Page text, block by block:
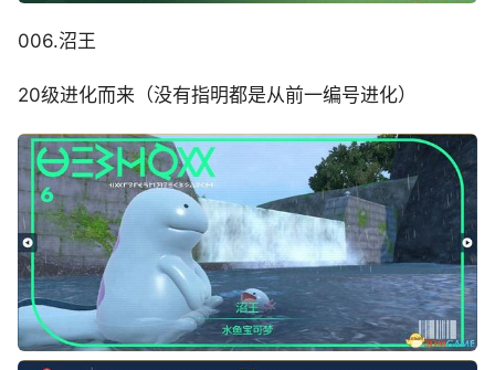
006.沼王
20级进化而来（没有指明都是从前一编号进化）